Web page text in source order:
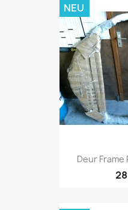
Deur Frame
NEU